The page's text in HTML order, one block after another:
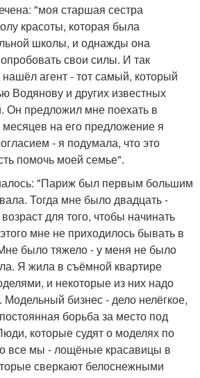
"моя старшая сестра
красоты, которая была
школы, и однажды она
свои силы. И так
агент - тот самый, который
Водянову и других известных
Он предложил мне поехать в
на его предложение я
- я подумала, что это
помочь моей семье".
"Париж был первым большим
Тогда мне было двадцать -
для того, чтобы начинать
мне не приходилось бывать в
было тяжело - у меня не было
Я жила в съёмной квартире
и некоторые из них надо
бизнес - дело нелёгкое,
борьба за место под
которые судят о моделях по
все мы - лощёные красавицы в
сверкают белоснежными